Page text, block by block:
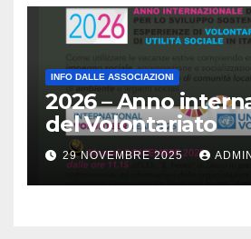
INFO DALLE ASSOCIAZIONI
2026 – Anno
del Volontariato
29 NOVEMBRE 2025 ADMIN